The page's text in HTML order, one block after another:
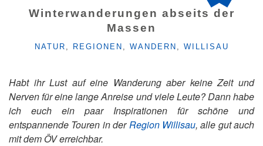
Winterwanderungen abseits der
Massen
KATEGORIEN
NATUR , REGIONEN , WANDERN , WILLISAU
Habt ihr Lust auf eine Wanderung aber keine Zeit und
Nerven für eine lange Anreise und viele Leute? Dann habe
ich euch ein paar Inspirationen für schöne und
entspannende Touren in derRegion Willisau, alle gut auch
mit dem ÖV erreichbar.